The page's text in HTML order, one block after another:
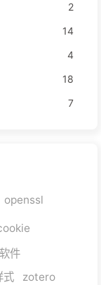
2
14
4
18
7
openssl
软件
式 zotero